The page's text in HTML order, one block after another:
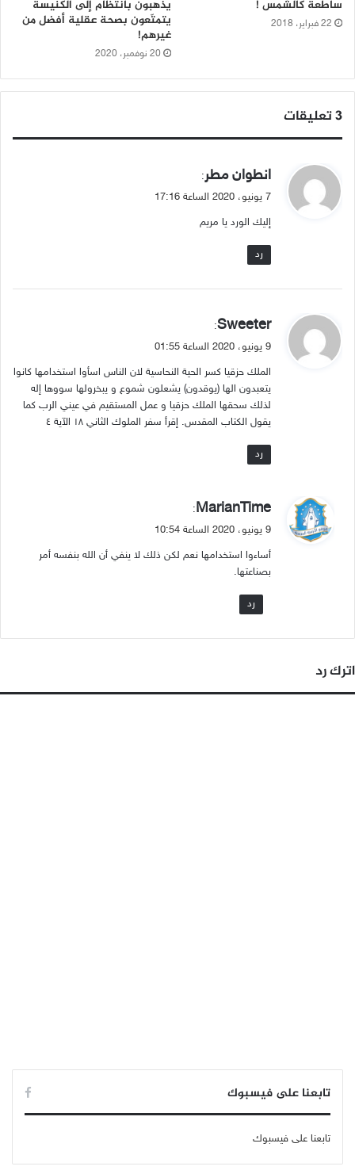
ساطعة كالشمس !
22 فبراير، 2018
يذهبون بانتظام إلى الكنيسة
يتمتّعون بصحة عقلية أفضل من
غيرهم!
20 نوفمبر، 2020
‫3 تعليقات
ي
ق
ل
انطوان مطر:
7 يونيو، 2020 الساعة 17:16
إليك الورد يا مريم
رد
ي
ق
ل
Sweeter
:
9 يونيو، 2020 الساعة 01:55
الملك حزقيا كسر الحية النحاسية لان الناس اسأوا استخدامها كانوا
يتعبدون الها (يوقدون) يشعلون شموع و يبخرولها سووها إله
لذلك سحقها الملك حزقيا و عمل المستقيم في عيني الرب كما
يقول الكتاب المقدس. إقرأ سفر الملوك الثاني ١٨ الآية ٤
رد
ي
ق
ل
MarianTime
:
9 يونيو، 2020 الساعة 10:54
أساءوا استخدامها نعم لكن ذلك لا ينفي أن الله بنفسه أمر
بصناعتها.
رد
اترك رد
تابعنا على فيسبوك
تابعنا على فيسبوك